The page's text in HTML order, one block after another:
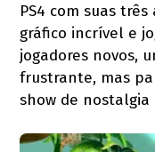
PS4 com suas
gráfico incrível e
jogadores novos,
frustrante, mas
show de nostalgia